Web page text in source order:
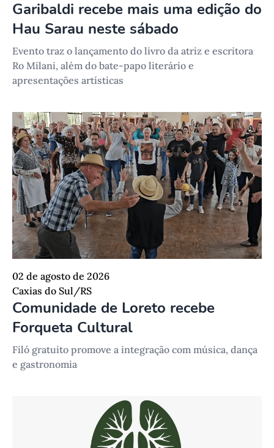
Garibaldi recebe mais uma edição do
Hau Sarau neste sábado
Evento traz o lançamento do livro da atriz e escritora
Ro Milani, além do bate-papo literário e
apresentações artísticas
02 de agosto de 2026
Caxias do Sul/RS
Comunidade de Loreto recebe
Forqueta Cultural
Filó gratuito promove a integração com música, dança
e gastronomia